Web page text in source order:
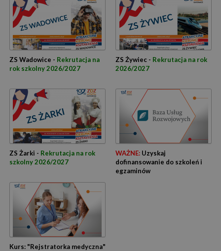
ZS Wadowice - Rekrutacja na
rok szkolny 2026/2027
ZS Żywiec - Rekrutacja na rok
2026/2027
ZS Żarki - Rekrutacja na rok
szkolny 2026/2027
WAŻNE:Uzyskaj
dofinansowanie do szkoleń i
egzaminów
Kurs: "Rejstratorka medyczna"